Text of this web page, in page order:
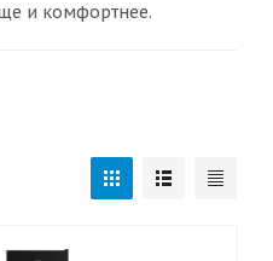
и комфортнее.